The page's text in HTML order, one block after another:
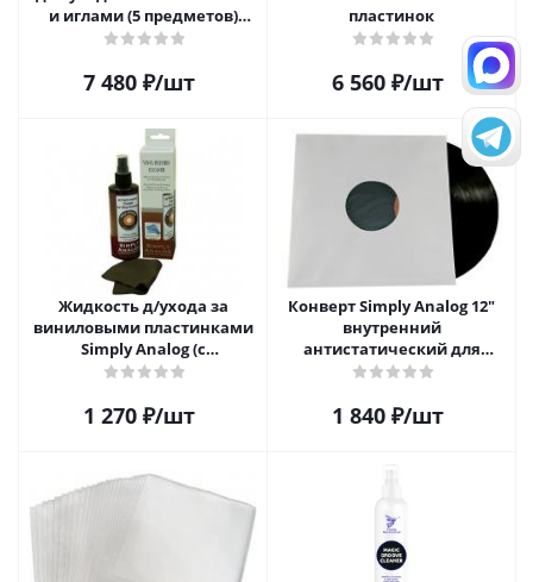
и иглами (5 предметов)
SAVC003
7 480₽/шт
пластинок
6 560₽/шт
Жидкость д/ухода за
виниловыми пластинками
Simply Analog (с
распылителем, 200 мл) и
1 270₽/шт
Конверт Simply Analog 12"
внутренний
антистатический для
пластинок (25шт)
1 840₽/шт